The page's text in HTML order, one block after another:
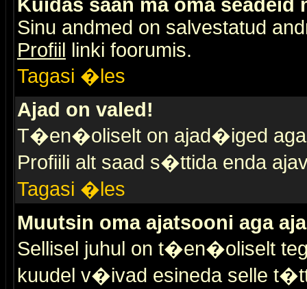
Kuidas saan ma oma seadeid
Sinu andmed on salvestatud
Profiil linki foorumis.
Tagasi �les
Ajad on valed!
T�en�oliselt on ajad�iged
Profiili alt saad s�ttida enda
Tagasi �les
Muutsin oma ajatsooni aga
Sellisel juhul on t�en�oliselt
kuudel v�ivad esineda selle